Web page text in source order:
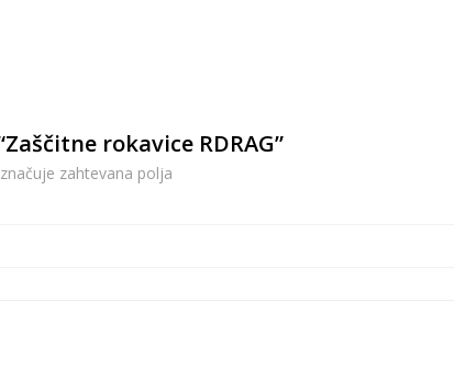
rokavice RDRAG”
zahtevana polja